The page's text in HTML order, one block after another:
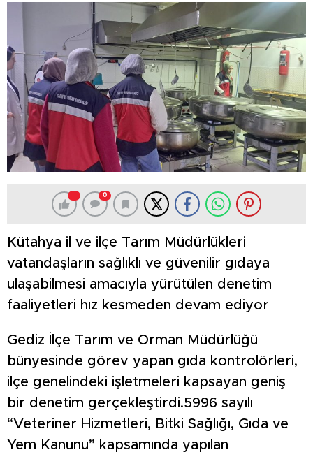
0
Kütahya il ve ilçe Tarım Müdürlükleri
vatandaşların sağlıklı ve güvenilir gıdaya
ulaşabilmesi amacıyla yürütülen denetim
faaliyetleri hız kesmeden devam ediyor
Gediz İlçe Tarım ve Orman Müdürlüğü
bünyesinde görev yapan gıda kontrolörleri,
ilçe genelindeki işletmeleri kapsayan geniş
bir denetim gerçekleştirdi.5996 sayılı
“Veteriner Hizmetleri, Bitki Sağlığı, Gıda ve
Yem Kanunu” kapsamında yapılan